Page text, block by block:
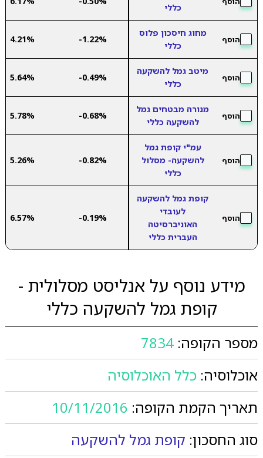
כללי
הוסף
מחוג חיסכון פלוס
כללי
-1.22%
4.21%
הוסף
מיטב גמל להשקעה
כללי
-0.49%
5.64%
הוסף
מנורה מבטחים גמל
להשקעה כללי
-0.68%
5.78%
הוסף
עמ"י קופת גמל
להשקעה- מסלול
כללי
-0.82%
5.26%
הוסף
קופת גמל להשקעה
לעובדי
האוניברסיטה
העברית כללי
-0.19%
6.57%
מידע נוסף על אנליסט מסלולית -
קופת גמל להשקעה כללי
מספר הקופה: 7834
אוכלוסיה: כלל האוכלוסיה
תאריך הקמת הקופה: 10/11/2016
סוג החסכון: קופת גמל להשקעה